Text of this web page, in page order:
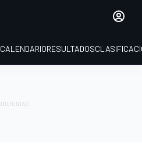
CALENDARIORESULTADOS